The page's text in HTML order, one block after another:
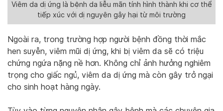
Viêm da dị ứng là bệnh da liễu mãn tính hình thành khi cơ thể
tiếp xúc với dị nguyên gây hại từ môi trường
Ngoài ra, trong trường hợp người bệnh đồng thời mắc
hen suyễn, viêm mũi dị ứng, khi bị viêm da sẽ có triệu
chứng ngứa nặng nề hơn. Không chỉ ảnh hưởng nghiêm
trọng cho giấc ngủ, viêm da dị ứng mà còn gây trở ngại
cho sinh hoạt hàng ngày.